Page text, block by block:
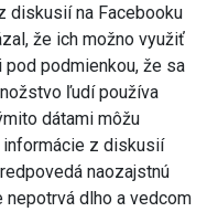
diskusií na Facebooku
že ich možno využiť
podmienkou, že sa
ľudí používa
dátami môžu
z diskusií
naozajstnú
dlho a vedcom